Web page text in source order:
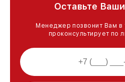
Оставьте
Менеджер позвонит Вам в
проконсультирует по